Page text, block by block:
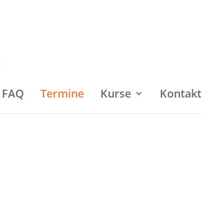
FAQ Termine Kurse Kontakt